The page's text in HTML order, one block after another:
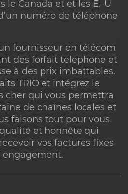
le Canada et et les É.-U
numéro de téléphone
fournisseur en télécom
des forfait telephone et
à des prix imbattables.
TRIO et intégrez le
cher qui vous permettra
de chaînes locales et
faisons tout pour vous
et honnête qui
vos factures fixes
engagement.
: